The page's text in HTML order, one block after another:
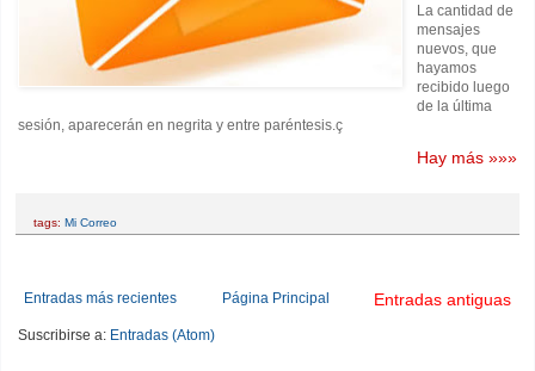
La cantidad de
mensajes
nuevos, que
hayamos
recibido luego
de la última
sesión, aparecerán en negrita y entre paréntesis.ç
Hay más »»»
tags: Mi Correo
Entradas más recientes Entradas antiguas
Página Principal
Suscribirse a: Entradas (Atom)